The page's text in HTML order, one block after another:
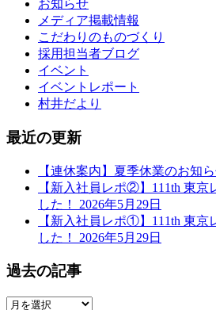
お知らせ
メディア掲載情報
こだわりのものづくり
採用担当者ブログ
イベント
イベントレポート
村井だより
最近の更新
【連休案内】夏季休業のお知
【新入社員レポ②】111th 東京
した！ 2026年5月29日
【新入社員レポ①】111th 東京
した！ 2026年5月29日
過去の記事